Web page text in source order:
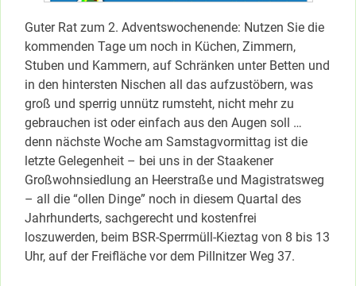
Guter Rat zum 2. Adventswochenende: Nutzen Sie die
kommenden Tage um noch in Küchen, Zimmern,
Stuben und Kammern, auf Schränken unter Betten und
in den hintersten Nischen all das aufzustöbern, was
groß und sperrig unnütz rumsteht, nicht mehr zu
gebrauchen ist oder einfach aus den Augen soll …
denn nächste Woche am Samstagvormittag ist die
letzte Gelegenheit – bei uns in der Staakener
Großwohnsiedlung an Heerstraße und Magistratsweg
– all die “ollen Dinge” noch in diesem Quartal des
Jahrhunderts, sachgerecht und kostenfrei
loszuwerden, beim BSR-Sperrmüll-Kieztag von 8 bis 13
Uhr, auf der Freifläche vor dem Pillnitzer Weg 37.